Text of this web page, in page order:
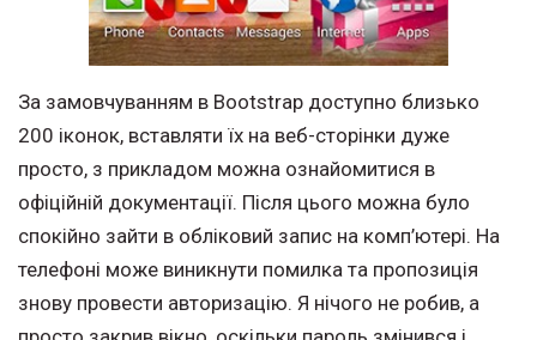
За замовчуванням в Bootstrap доступно близько
200 іконок, вставляти їх на веб-сторінки дуже
просто, з прикладом можна ознайомитися в
офіційній документації. Після цього можна було
спокійно зайти в обліковий запис на комп’ютері. На
телефоні може виникнути помилка та пропозиція
знову провести авторизацію. Я нічого не робив, а